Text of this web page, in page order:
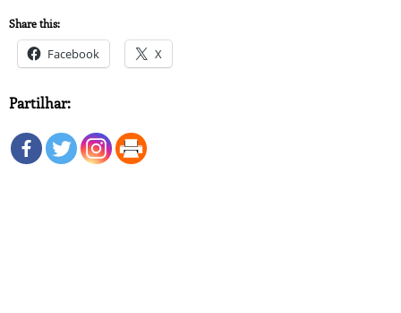
Share this:
Facebook X
Partilhar: